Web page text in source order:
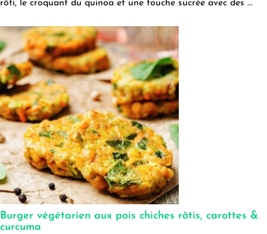
rôti, le croquant du quinoa et une touche sucrée avec des ...
Burger végétarien aux pois chiches rôtis, carottes &
curcuma